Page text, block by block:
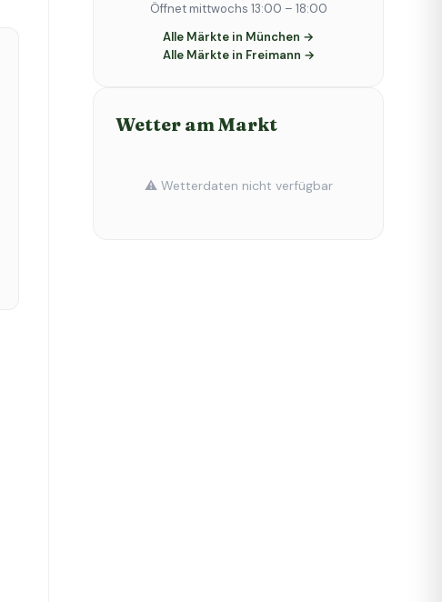
Öffnet mittwochs 13:00 – 18:00
Alle Märkte in München →
Alle Märkte in Freimann →
Wetter am Markt
⚠️ Wetterdaten nicht verfügbar